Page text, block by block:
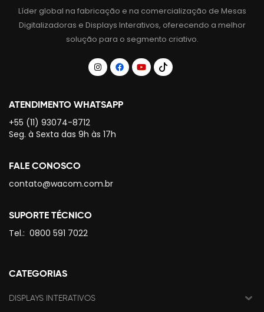
Líder global na fabricação e na comercialização de Mesas
Digitalizadoras e Displays Interativos, oferecendo a melhor
solução para o segmento criativo.
ATENDIMENTO WHATSAPP
+55 (11) 93074-8712
Seg. à Sexta das 9h às 17h
FALE CONOSCO
contato@wacom.com.br
SUPORTE TÉCNICO
Tel.: 0800 591 7022
CATEGORIAS
DISPLAYS INTERATIVOS